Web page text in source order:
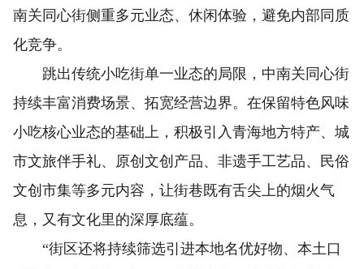
南关同心街侧重多元业态、休闲体验，避免内部同质
化竞争。
跳出传统小吃街单一业态的局限，中南关同心街
持续丰富消费场景、拓宽经营边界。在保留特色风味
小吃核心业态的基础上，积极引入青海地方特产、城
市文旅伴手礼、原创文创产品、非遗手工艺品、民俗
文创市集等多元内容，让街巷既有舌尖上的烟火气
息，又有文化里的深厚底蕴。
“街区还将持续筛选引进本地名优好物、本土口